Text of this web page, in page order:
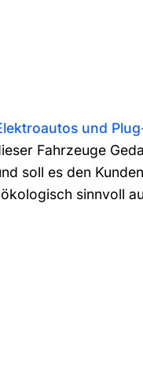
und
Fahrzeuge
soll es den
sinnvoll